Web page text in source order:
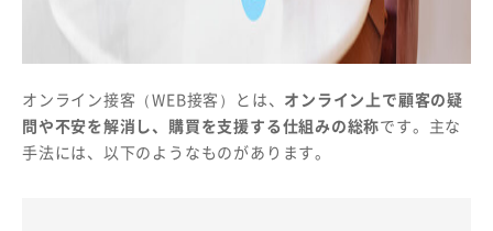
オンライン接客（WEB接客）とは、 オンライン上で顧客の疑
問や不安を解消し、購買を支援する仕組みの総称です。主な
手法には、以下のようなものがあります。